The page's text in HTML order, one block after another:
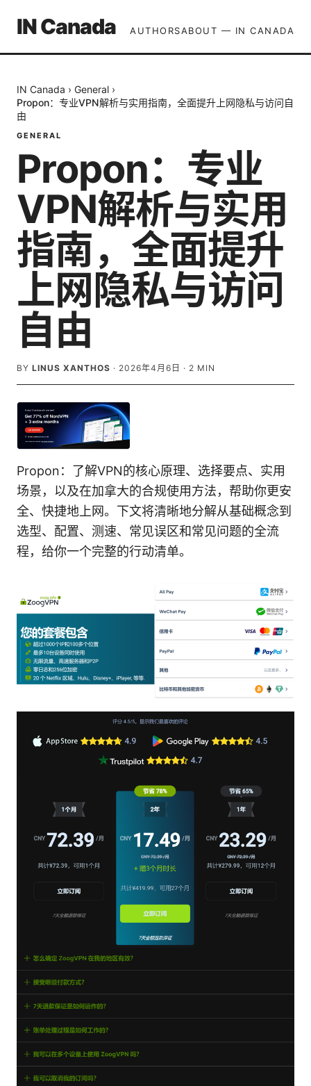
IN Canada AUTHORSABOUT — IN CANADA
IN Canada › General ›
Propon：专业VPN解析与实用指南，全面提升上网隐私与访问自
由
GENERAL
Propon：专业
VPN解析与实用
指南，全面提升
上网隐私与访问
自由
BY LINUS XANTHOS · 2026年4月6日 · 2 MIN
Propon：了解VPN的核心原理、选择要点、实用
场景，以及在加拿大的合规使用方法，帮助你更安
全、快捷地上网。下文将清晰地分解从基础概念到
选型、配置、测速、常见误区和常见问题的全流
程，给你一个完整的行动清单。